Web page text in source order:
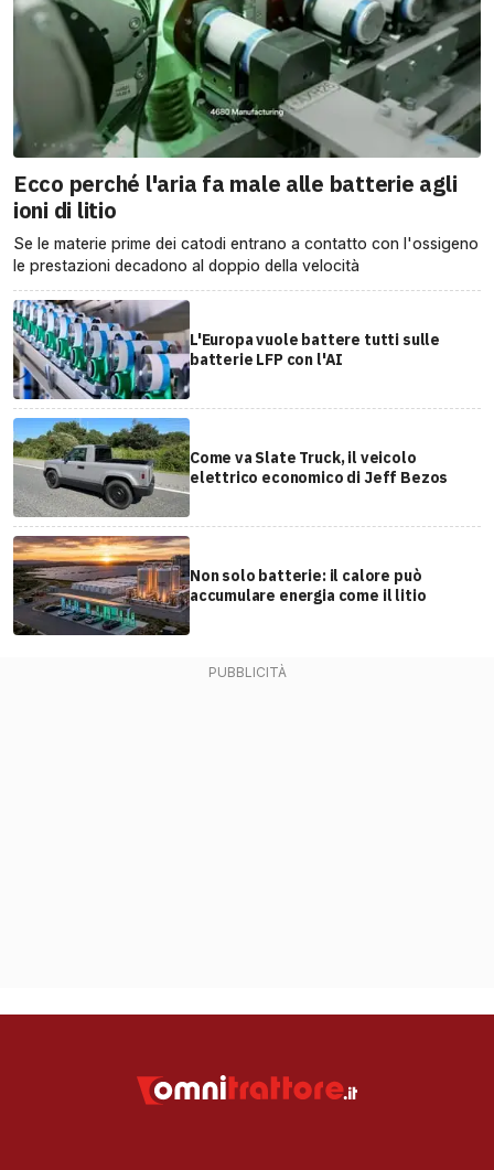
Ecco perché l'aria fa male alle batterie agli
ioni di litio
Se le materie prime dei catodi entrano a contatto con l'ossigeno
le prestazioni decadono al doppio della velocità
L'Europa vuole battere tutti sulle
batterie LFP con l'AI
Come va Slate Truck, il veicolo
elettrico economico di Jeff Bezos
Non solo batterie: il calore può
accumulare energia come il litio